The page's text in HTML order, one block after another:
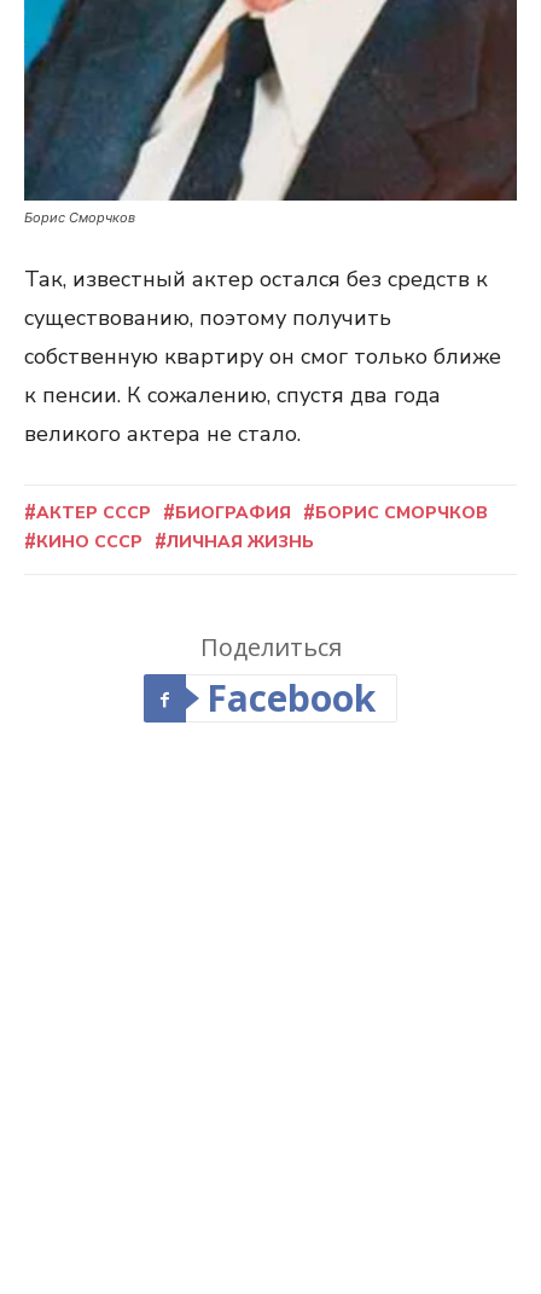
Борис Сморчков
Так, известный актер остался без средств к
существованию, поэтому получить
собственную квартиру он смог только ближе
к пенсии. К сожалению, спустя два года
великого актера не стало.
АКТЕР СССР БИОГРАФИЯ
БОРИС СМОРЧКОВ
КИНО СССР
ЛИЧНАЯ ЖИЗНЬ
Поделиться
Facebook